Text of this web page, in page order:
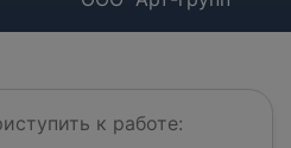
к работе: